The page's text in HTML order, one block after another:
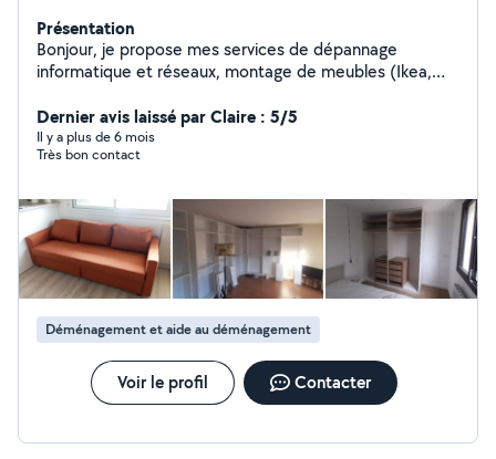
Présentation
Bonjour, je propose mes services de dépannage
informatique et réseaux, montage de meubles (Ikea,
Dernier avis laissé par Claire : 5/5
Il y a plus de 6 mois
Très bon contact
Déménagement et aide au déménagement
Voir le profil Contacter